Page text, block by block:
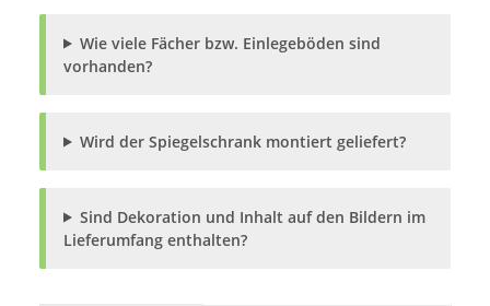
Wie viele Fächer bzw. Einlegeböden sind
vorhanden?
Wird der Spiegelschrank montiert geliefert?
Sind Dekoration und Inhalt auf den Bildern im
Lieferumfang enthalten?